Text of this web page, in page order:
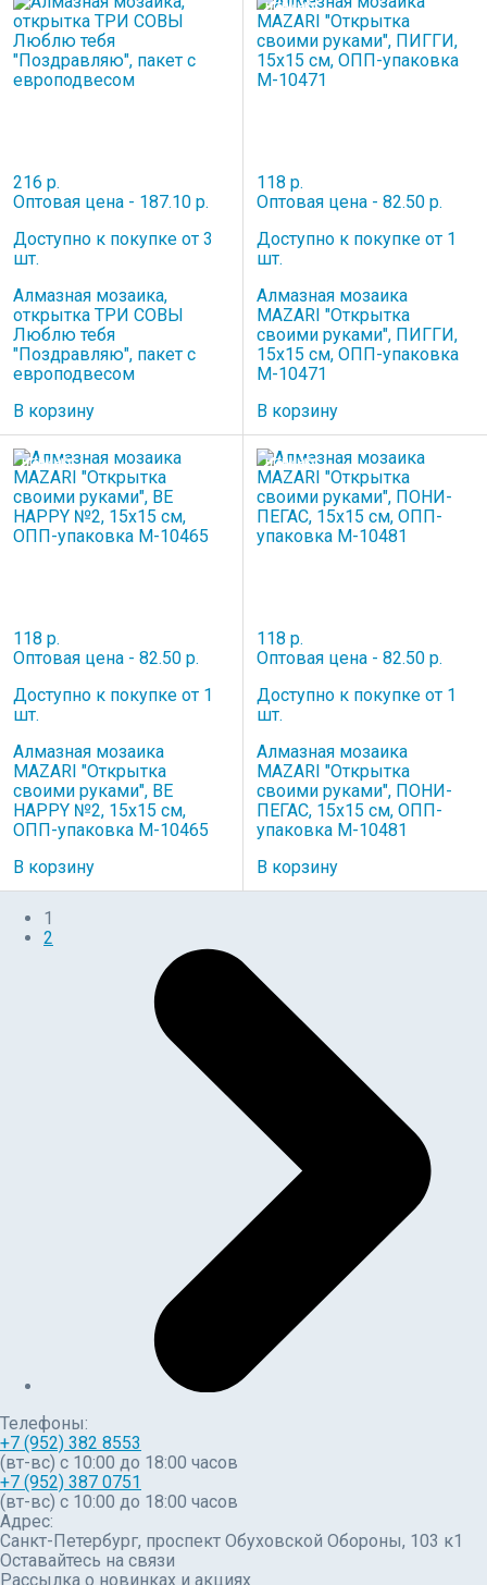
216 р.
Оптовая цена - 187.10 р.
Доступно к покупке от 3
шт.
Алмазная мозаика,
открытка ТРИ СОВЫ
Люблю тебя
"Поздравляю", пакет с
европодвесом
В корзину
118 р.
Оптовая цена - 82.50 р.
Доступно к покупке от 1
шт.
Алмазная мозаика
MAZARI "Открытка
своими руками", ПИГГИ,
15х15 см, ОПП-упаковка
M-10471
В корзину
НОВИНКА
118 р.
Оптовая цена - 82.50 р.
Доступно к покупке от 1
шт.
Алмазная мозаика
MAZARI "Открытка
своими руками", BE
HAPPY №2, 15х15 см,
ОПП-упаковка M-10465
В корзину
НОВИНКА
118 р.
Оптовая цена - 82.50 р.
Доступно к покупке от 1
шт.
Алмазная мозаика
MAZARI "Открытка
своими руками", ПОНИ-
ПЕГАС, 15х15 см, ОПП-
упаковка M-10481
В корзину
НОВИНКА
1
2
Телефоны:
+7 (952) 382 8553
(вт-вс) c 10:00 до 18:00 часов
+7 (952) 387 0751
(вт-вс) с 10:00 до 18:00 часов
Адрес:
Санкт-Петербург, проспект Обуховской Обороны, 103 к1
Оставайтесь на связи
Рассылка о новинках и акциях